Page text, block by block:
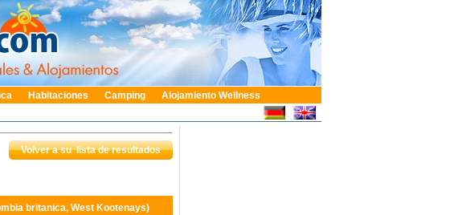
Habitaciones Camping Alojamiento Wellness
Volver a su lista de resultados
britanica, West Kootenays)